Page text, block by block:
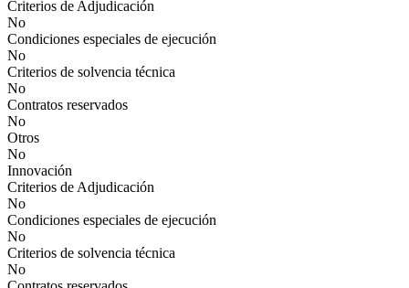
Criterios de Adjudicación
No
Condiciones especiales de ejecución
No
Criterios de solvencia técnica
No
Contratos reservados
No
Otros
No
Innovación
Criterios de Adjudicación
No
Condiciones especiales de ejecución
No
Criterios de solvencia técnica
No